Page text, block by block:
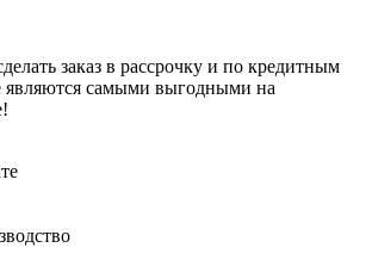
заказ в рассрочку и по кредитным
являются самыми выгодными на